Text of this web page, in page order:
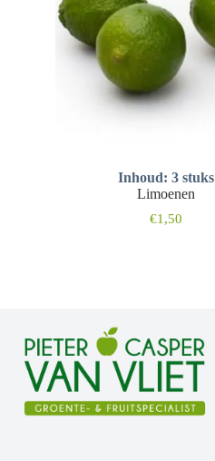
Limoenen
€1,50
Inhoud: 3 stuks